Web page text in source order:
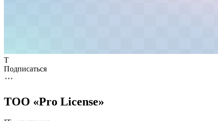
Т
Подписаться
ТОО «Pro License»